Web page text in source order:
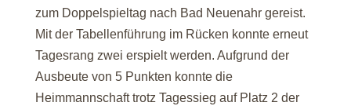
zum Doppelspieltag nach Bad Neuenahr gereist.
Mit der Tabellenführung im Rücken konnte erneut
Tagesrang zwei erspielt werden. Aufgrund der
Ausbeute von 5 Punkten konnte die
Heimmannschaft trotz Tagessieg auf Platz 2 der